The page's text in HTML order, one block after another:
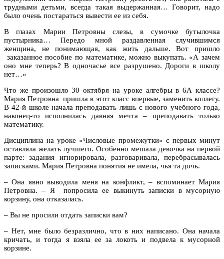
трудными детьми, всегда такая выдержанная… Говорит, надо
было очень постараться вывести ее из себя.
В глазах Марии Петровны слезы, в сумочке бутылочка
пустырника… Передо мной раздавленная случившимся
женщина, не понимающая, как жить дальше. Вот пришло
заказанное пособие по математике, можно выкупать. «А зачем
оно мне теперь? В одночасье все разрушено. Дороги в школу
нет…»
Что же произошло 30 октября на уроке алгебры в 6А классе?
Мария Петровна пришла в этот класс впервые, заменить коллегу.
В 42-й школе начала преподавать лишь с нового учебного года,
наконец-то исполнилась давняя мечта – преподавать только
математику.
Дисциплина на уроке «Числовые промежутки» с первых минут
оставляла желать лучшего. Особенно мешала девочка на первой
парте: задания игнорировала, разговаривала, перебрасывалась
записками. Мария Петровна понятия не имела, чья та дочь.
– Она явно выводила меня на конфликт, – вспоминает Мария
Петровна. – Я попросила ее выкинуть записки в мусорную
корзину, она отказалась.
– Вы не просили отдать записки вам?
– Нет, мне было безразлично, что в них написано. Она начала
кричать, и тогда я взяла ее за локоть и подвела к мусорной
корзине.